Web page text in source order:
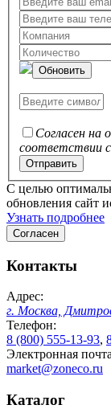
Обновить
Согласен на
соответствии с
C целью
обновления сайт
Узнать подробнее
Согласен
Контакты
Адрес:
г. Москва,
Телефон:
8 (800) 555-13-93,
Электронная почта
market@zoneco.ru
Каталог